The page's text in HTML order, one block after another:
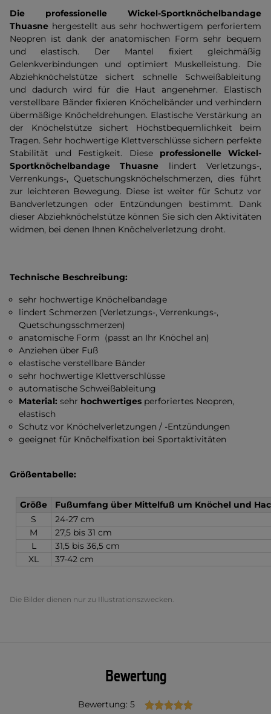
Die professionelle Wickel-Sportknöchelbandage
Thuasne hergestellt aus sehr hochwertigem perforiertem
Neopren ist dank der anatomischen Form sehr bequem
und elastisch. Der Mantel fixiert gleichmäßig
Gelenkverbindungen und optimiert Muskelleistung. Die
Abziehknöchelstütze sichert schnelle Schweißableitung
und dadurch wird für die Haut angenehmer. Elastisch
verstellbare Bänder fixieren Knöchelbänder und verhindern
übermäßige Knöcheldrehungen. Elastische Verstärkung an
der Knöchelstütze sichert Höchstbequemlichkeit beim
Tragen. Sehr hochwertige Klettverschlüsse sichern perfekte
Stabilität und Festigkeit. Diese professionelle Wickel-
Sportknöchelbandage Thuasne lindert Verletzungs-,
Verrenkungs-, Quetschungsknöchelschmerzen, dies führt
zur leichteren Bewegung. Diese ist weiter für Schutz vor
Bandverletzungen oder Entzündungen bestimmt. Dank
dieser Abziehknöchelstütze können Sie sich den Aktivitäten
widmen, bei denen Ihnen Knöchelverletzung droht.
Technische Beschreibung:
sehr hochwertige Knöchelbandage
lindert Schmerzen (Verletzungs-, Verrenkungs-,
Quetschungsschmerzen)
anatomische Form (passt an Ihr Knöchel an)
Anziehen über Fuß
elastische verstellbare Bänder
sehr hochwertige Klettverschlüsse
automatische Schweißableitung
Material: sehr hochwertiges perforiertes Neopren,
elastisch
Schutz vor Knöchelverletzungen / -Entzündungen
geeignet für Knöchelfixation bei Sportaktivitäten
Größentabelle:
Größe
Fußumfang über Mittelfuß um Knöchel und
S
24-27 cm
M
27,5 bis 31 cm
L
31,5 bis 36,5 cm
XL
37-42 cm
Die Bilder dienen nur zu Illustrationszwecken.
Bewertung
Bewertung: 5